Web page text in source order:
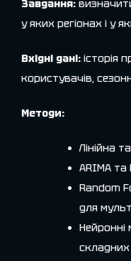
Завдання:
у яких регіонах і у
Вхідні дані: історія
користувачів,
Методи:
Лінійна
ARIMA та
Random
для
Нейронні
складних